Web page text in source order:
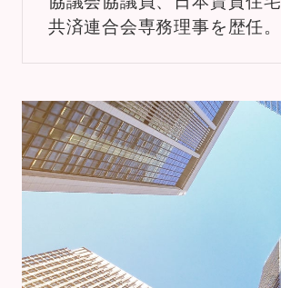
共済連合会専務理事を歴任。